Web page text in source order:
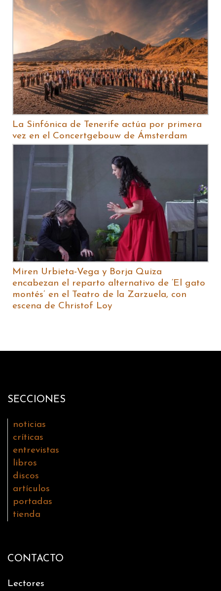
La Sinfónica de Tenerife actúa por primera
vez en el Concertgebouw de Ámsterdam
Miren Urbieta-Vega y Borja Quiza
encabezan el reparto alternativo de ‘El gato
montés’ en el Teatro de la Zarzuela, con
escena de Christof Loy
SECCIONES
noticias
críticas
entrevistas
libros
discos
artículos
portadas
tienda
CONTACTO
Lectores